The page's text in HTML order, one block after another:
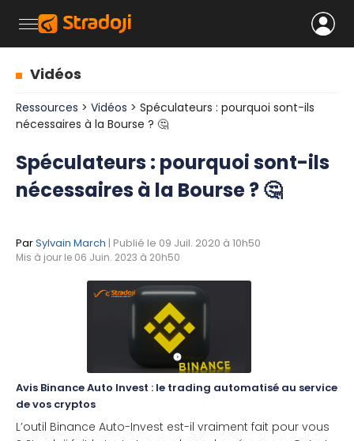
Vidéos
Ressources > Vidéos > Spéculateurs : pourquoi sont-ils
nécessaires à la Bourse ? 🤔
Spéculateurs : pourquoi sont-ils
nécessaires à la Bourse ? 🤔
ParSylvain March | Publié le 09 Juil. 2020 à 10h50
Mis à jour le 06 Juin. 2023 à 20h50
Avis Binance Auto Invest : le trading automatisé au service
de vos cryptos
L’outil Binance Auto-Invest est-il vraiment fait pour vous